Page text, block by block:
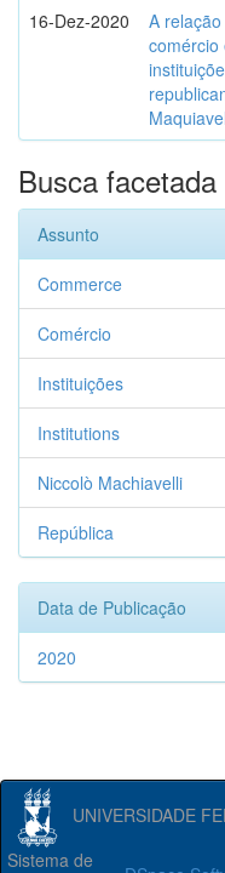
16-Dez-2020
A
comércio
Maquiavel
Busca facetada
Assunto
Commerce
Comércio
Instituições
Institutions
Niccolò Machiavelli
República
Data de Publicação
2020
UNIVERSIDADE
Sistema de